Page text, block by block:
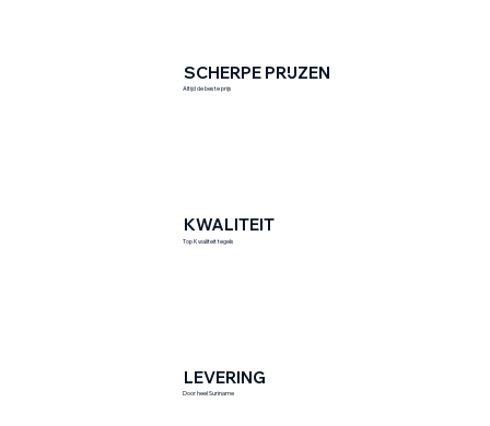
SCHERPE PRIJZEN
Altijd de beste prijs
KWALITEIT
Top Kwaliteit tegels
LEVERING
Door heel Suriname